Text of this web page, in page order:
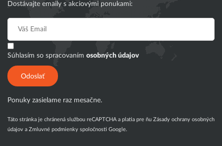
Dostávajte emaily s akciovými ponukami:
Súhlasím so spracovaním osobných údajov
Odoslať
Ponuky zasielame raz mesačne.
Táto stránka je chránená službou reCAPTCHA a platia pre ňu Zásady ochrany osobných
údajov a Zmluvné podmienky spoločnosti Google.